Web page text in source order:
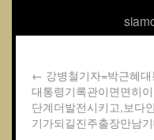
← 강병철기자=박근혜
대통령기록관이면면히
단계더발전시키고,보다
기가되길진주출장만남